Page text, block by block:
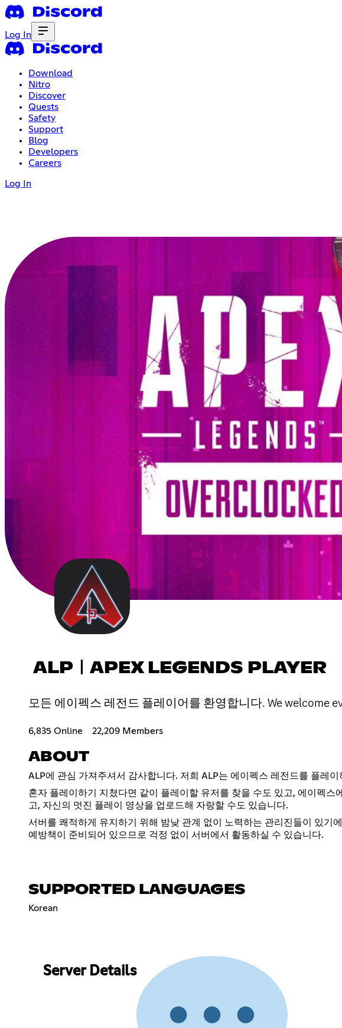
Log In
Download
Nitro
Discover
Quests
Safety
Support
Blog
Developers
Careers
Log In
ALPㅣAPEX LEGENDS PLAYER
모든 에이펙스 레전드 플레이어를 환영합니다. We welcome
6,835 Online 22,209 Members
ABOUT
ALP에 관심 가져주셔서 감사합니다. 저희 ALP는 에이펙스 레전드를 플레
혼자 플레이하기 지쳤다면 같이 플레이할 유저를 찾을 수도 있고, 에이펙
고, 자신의 멋진 플레이 영상을 업로드해 자랑할 수도 있습니다.
서버를 쾌적하게 유지하기 위해 밤낮 관계 없이 노력하는 관리진들이 있기
예방책이 준비되어 있으므로 걱정 없이 서버에서 활동하실 수 있습니다.
SUPPORTED LANGUAGES
Korean
Server Details